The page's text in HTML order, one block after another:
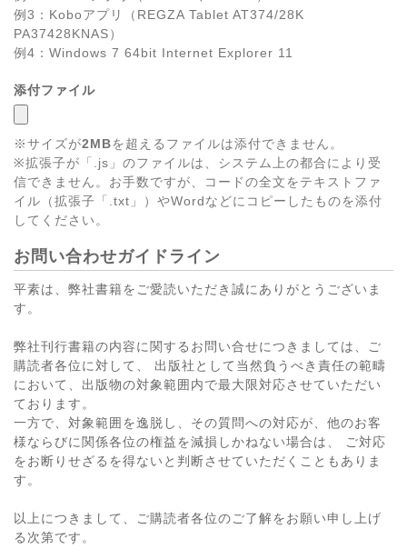
例3：Koboアプリ（REGZA Tablet AT374/28K
PA37428KNAS）
例4：Windows 7 64bit Internet Explorer 11
添付ファイル
※サイズが2MBを超えるファイルは添付できません。
※拡張子が「.js」のファイルは、システム上の都合により受
信できません。お手数ですが、コードの全文をテキストファ
イル（拡張子「.txt」）やWordなどにコピーしたものを添付
してください。
お問い合わせガイドライン
平素は、弊社書籍をご愛読いただき誠にありがとうございま
す。
弊社刊行書籍の内容に関するお問い合せにつきましては、ご
購読者各位に対して、 出版社として当然負うべき責任の範疇
において、出版物の対象範囲内で最大限対応させていただい
ております。
一方で、対象範囲を逸脱し、その質問への対応が、他のお客
様ならびに関係各位の権益を減損しかねない場合は、 ご対応
をお断りせざるを得ないと判断させていただくこともありま
す。
以上につきまして、ご購読者各位のご了解をお願い申し上げ
る次第です。